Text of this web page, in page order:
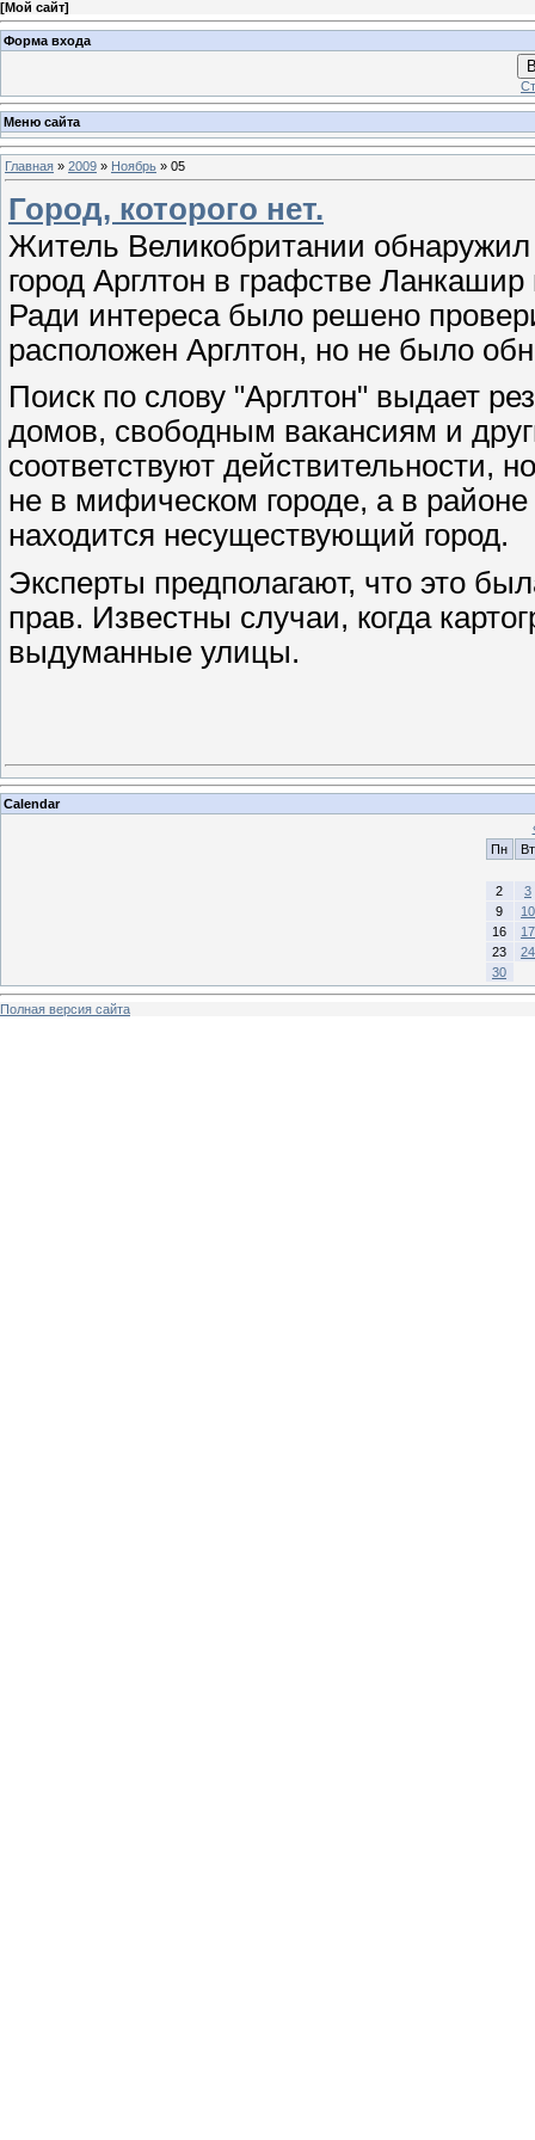
[Мой сайт]
Форма входа
Меню сайта
Главная » 2009 » Ноябрь » 05
Город, которого нет.
Житель Великобритании
город Арглтон в графстве
Ради интереса было решено
расположен Арглтон, но не было
Поиск по слову "Арглтон" выдает
домов, свободным вакансиям и
соответствуют действительности,
не в мифическом городе, а в
находится несуществующий город.
Эксперты предполагают, что это
прав. Известны случаи, когда
выдуманные улицы.
Calendar
Пн
Вт
2
3
9
10
16
17
23
24
30
Полная версия сайта